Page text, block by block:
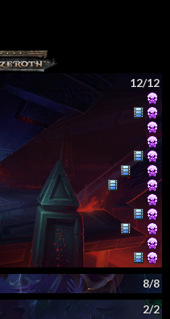
12/12
8/8
2/2